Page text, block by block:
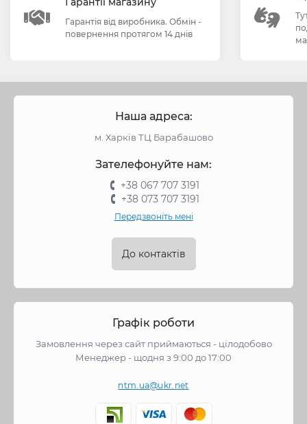
Гарантія від виробника. Обмін -
повернення протягом 14 днів
Наша адреса:
м. Харків ТЦ Барабашово
Зателефонуйте нам:
+38 067 707 3191
+38 073 707 3191
Передзвоніть мені
До контактів
Графік роботи
Замовлення через сайт приймаються - цілодобово
Менеджер - щодня з 9:00 до 17:00
ntm.ua@ukr.net